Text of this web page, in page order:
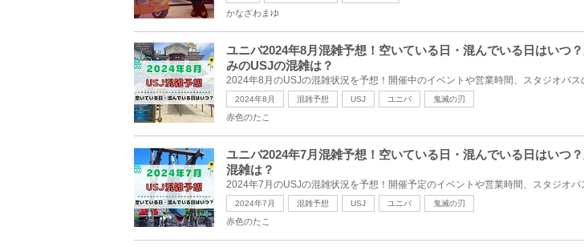
かなざわまゆ
ユニバ2024年8月混雑予想！空いている日・混んでいる日はいつ
みのUSJの混雑は？
2024年8月 混雑予想 USJ ユニバ 鬼滅の刃
赤色のたこ
ユニバ2024年7月混雑予想！空いている日・混んでいる日はいつ
混雑は？
2024年7月 混雑予想 USJ ユニバ 鬼滅の刃
赤色のたこ